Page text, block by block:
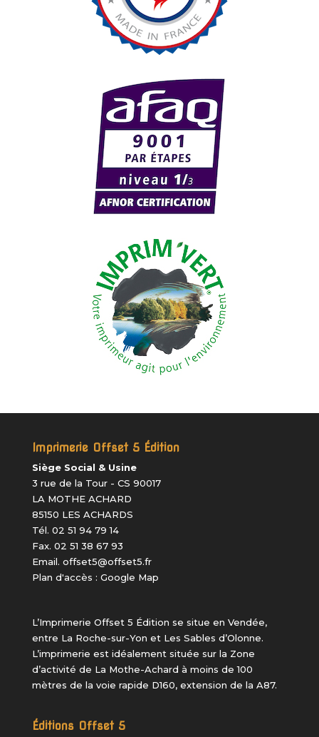
Imprimerie Offset 5 Édition
Siège Social & Usine
3 rue de la Tour - CS 90017
LA MOTHE ACHARD
85150 LES ACHARDS
Tél. 02 51 94 79 14
Fax. 02 51 38 67 93
Email. offset5@offset5.fr
Plan d'accès : Google Map
L’Imprimerie Offset 5 Édition se situe en Vendée,
entre La Roche-sur-Yon et Les Sables d’Olonne.
L’imprimerie est idéalement située sur la Zone
d’activité de La Mothe-Achard à moins de 100
mètres de la voie rapide D160, extension de la A87.
Éditions Offset 5